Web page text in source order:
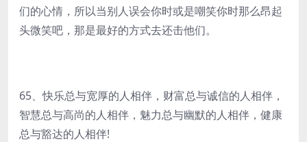
们的心情，所以当别人误会你时或是嘲笑你时那么昂起
头微笑吧，那是最好的方式去还击他们。
65、快乐总与宽厚的人相伴，财富总与诚信的人相伴，
智慧总与高尚的人相伴，魅力总与幽默的人相伴，健康
总与豁达的人相伴!